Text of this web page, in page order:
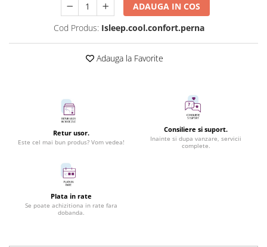
ADAUGA IN COS
Cod Produs: Isleep.cool.confort.perna
Adauga la Favorite
Retur usor.
Este cel mai bun produs? Vom vedea!
Consiliere si suport.
Inainte si dupa vanzare, servicii
complete.
Plata in rate
Se poate achizitiona in rate fara
dobanda.